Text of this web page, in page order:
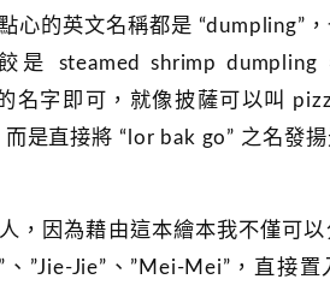
心的英文名稱都是 “dumpling”
是 steamed shrimp
字即可，就像披薩可以叫
是直接將 “lor bak go” 之名發
，因為藉由這本繪本我不僅可
”Jie-Jie”、”Mei-Mei”，直接